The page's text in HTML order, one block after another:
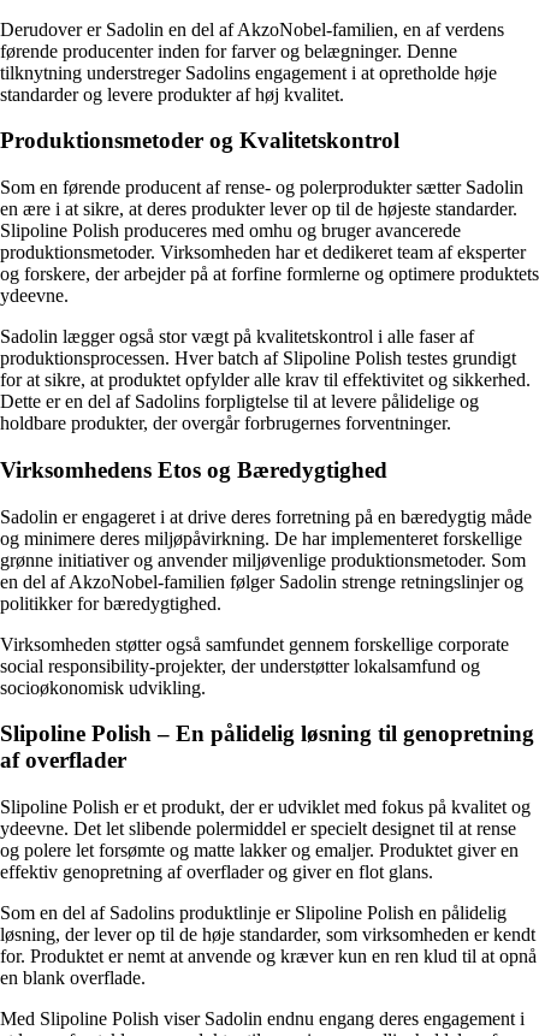
Derudover er Sadolin en del af AkzoNobel-familien, en af verdens
førende producenter inden for farver og belægninger. Denne
tilknytning understreger Sadolins engagement i at opretholde høje
standarder og levere produkter af høj kvalitet.
Produktionsmetoder og Kvalitetskontrol
Som en førende producent af rense- og polerprodukter sætter Sadolin
en ære i at sikre, at deres produkter lever op til de højeste standarder.
Slipoline Polish produceres med omhu og bruger avancerede
produktionsmetoder. Virksomheden har et dedikeret team af eksperter
og forskere, der arbejder på at forfine formlerne og optimere produktets
ydeevne.
Sadolin lægger også stor vægt på kvalitetskontrol i alle faser af
produktionsprocessen. Hver batch af Slipoline Polish testes grundigt
for at sikre, at produktet opfylder alle krav til effektivitet og sikkerhed.
Dette er en del af Sadolins forpligtelse til at levere pålidelige og
holdbare produkter, der overgår forbrugernes forventninger.
Virksomhedens Etos og Bæredygtighed
Sadolin er engageret i at drive deres forretning på en bæredygtig måde
og minimere deres miljøpåvirkning. De har implementeret forskellige
grønne initiativer og anvender miljøvenlige produktionsmetoder. Som
en del af AkzoNobel-familien følger Sadolin strenge retningslinjer og
politikker for bæredygtighed.
Virksomheden støtter også samfundet gennem forskellige corporate
social responsibility-projekter, der understøtter lokalsamfund og
socioøkonomisk udvikling.
Slipoline Polish – En pålidelig løsning til genopretning
af overflader
Slipoline Polish er et produkt, der er udviklet med fokus på kvalitet og
ydeevne. Det let slibende polermiddel er specielt designet til at rense
og polere let forsømte og matte lakker og emaljer. Produktet giver en
effektiv genopretning af overflader og giver en flot glans.
Som en del af Sadolins produktlinje er Slipoline Polish en pålidelig
løsning, der lever op til de høje standarder, som virksomheden er kendt
for. Produktet er nemt at anvende og kræver kun en ren klud til at opnå
en blank overflade.
Med Slipoline Polish viser Sadolin endnu engang deres engagement i